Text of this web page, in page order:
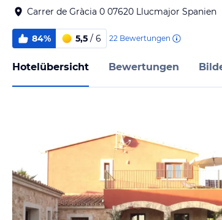
Carrer de Gràcia 0 07620 Llucmajor Spanien
84% 5,5 / 6 22 Bewertungen
Hotelübersicht Bewertungen